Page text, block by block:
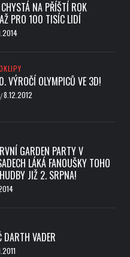
NA PŘÍŠTÍ ROK
PRO 100 TISÍC LIDÍ
VÝROČÍ OLYMPICŮ VE 3D!
/8.12.2012
GARDEN PARTY V
LÁKÁ FANOUŠKY TOHO
JIŽ 2. SRPNA!
DARTH VADER